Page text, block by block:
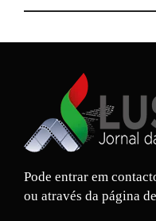
Pode entrar em
ou através da página